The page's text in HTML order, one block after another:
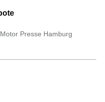
Presse Hamburg